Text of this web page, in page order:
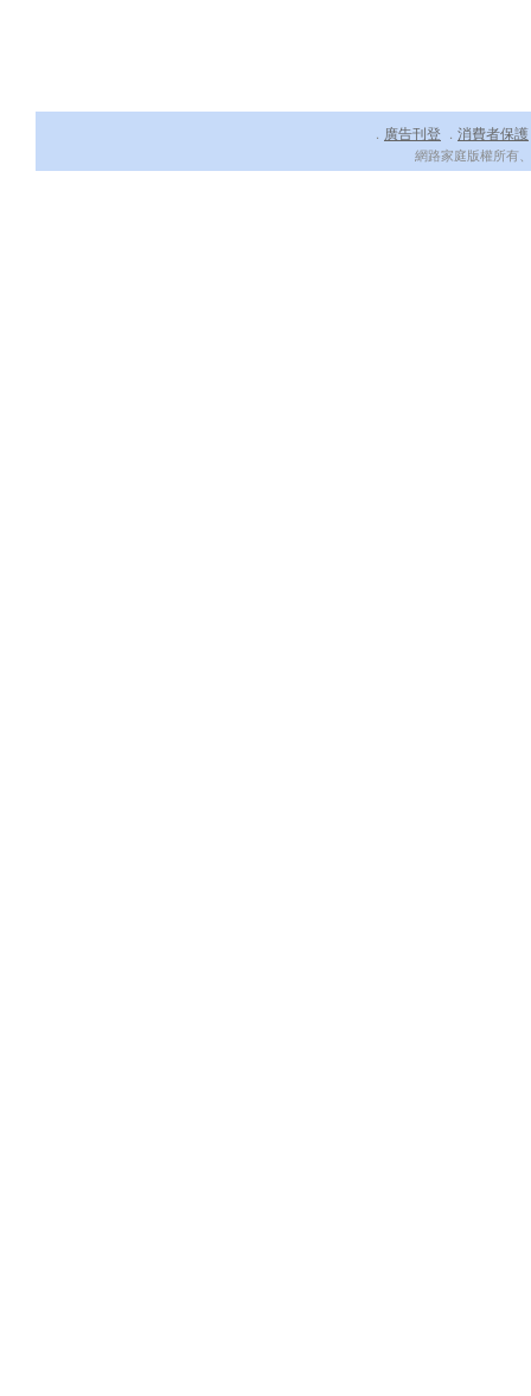
． 廣告刊登 ． 消費者保護
網路家庭版權所有